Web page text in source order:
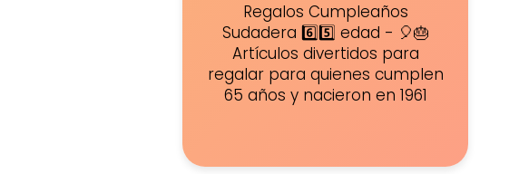
Regalos Cumpleaños
Sudadera 6️⃣5️⃣ edad - 🎈🎂
Artículos divertidos para
regalar para quienes cumplen
65 años y nacieron en 1961